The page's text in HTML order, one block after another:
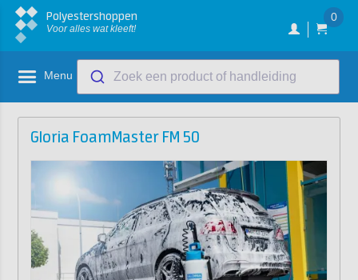
Polyestershoppen
Voor alles wat kleeft!
0
Menu Zoek een product of handleiding
Gloria FoamMaster FM 50